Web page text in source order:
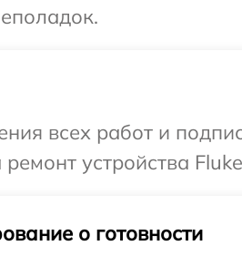
всех работ и
устройства
о готовности